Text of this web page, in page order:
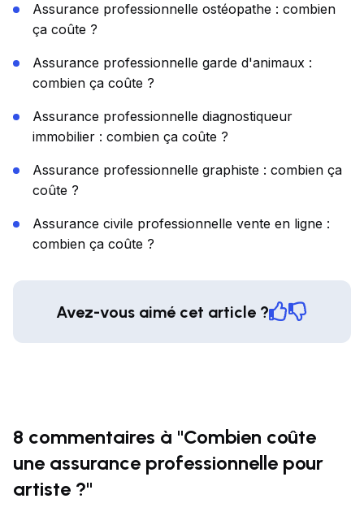
Assurance professionnelle ostéopathe : combien
ça coûte ?
Assurance professionnelle garde d'animaux :
combien ça coûte ?
Assurance professionnelle diagnostiqueur
immobilier : combien ça coûte ?
Assurance professionnelle graphiste : combien ça
coûte ?
Assurance civile professionnelle vente en ligne :
combien ça coûte ?
Avez-vous aimé cet article ?
8 commentaires à "Combien coûte
une assurance professionnelle pour
artiste ?"